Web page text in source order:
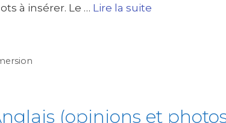
à insérer. Le … Lire la suite
(opinions et